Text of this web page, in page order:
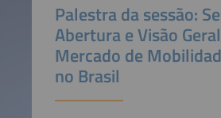
Palestra da sessão:
Abertura e Visão
Mercado de
no Brasil